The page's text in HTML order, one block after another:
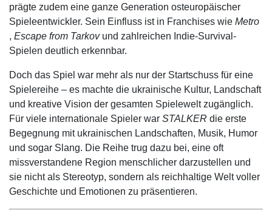
prägte zudem eine ganze Generation osteuropäischer
Spieleentwickler. Sein Einfluss ist in Franchises wie Metro
, Escape from Tarkovund zahlreichen Indie-Survival-
Spielen deutlich erkennbar.
Doch das Spiel war mehr als nur der Startschuss für eine
Spielereihe – es machte die ukrainische Kultur, Landschaft
und kreative Vision der gesamten Spielewelt zugänglich.
Für viele internationale Spieler war STALKER die erste
Begegnung mit ukrainischen Landschaften, Musik, Humor
und sogar Slang. Die Reihe trug dazu bei, eine oft
missverstandene Region menschlicher darzustellen und
sie nicht als Stereotyp, sondern als reichhaltige Welt voller
Geschichte und Emotionen zu präsentieren.